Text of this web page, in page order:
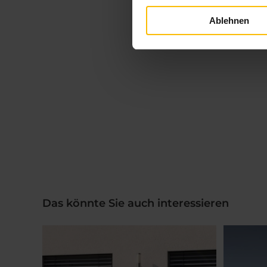
Ablehnen
Das könnte Sie auch interessieren